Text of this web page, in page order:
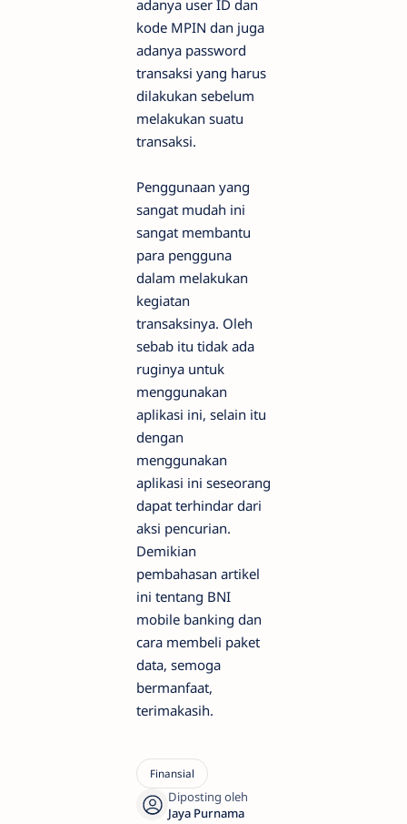
adanya user ID dan
kode MPIN dan juga
adanya password
transaksi yang harus
dilakukan sebelum
melakukan suatu
transaksi.
Penggunaan yang
sangat mudah ini
sangat membantu
para pengguna
dalam melakukan
kegiatan
transaksinya. Oleh
sebab itu tidak ada
ruginya untuk
menggunakan
aplikasi ini, selain itu
dengan
menggunakan
aplikasi ini seseorang
dapat terhindar dari
aksi pencurian.
Demikian
pembahasan artikel
ini tentang BNI
mobile banking dan
cara membeli paket
data, semoga
bermanfaat,
terimakasih.